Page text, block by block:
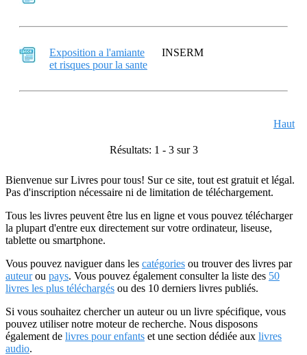
Exposition a l'amiante
et risques pour la sante
INSERM
Haut
Résultats: 1 - 3 sur 3
Bienvenue sur Livres pour tous! Sur ce site, tout est gratuit et légal.
Pas d'inscription nécessaire ni de limitation de téléchargement.
Tous les livres peuvent être lus en ligne et vous pouvez télécharger
la plupart d'entre eux directement sur votre ordinateur, liseuse,
tablette ou smartphone.
Vous pouvez naviguer dans les catégories ou trouver des livres par
auteurou pays. Vous pouvez également consulter la liste des 50
livres les plus téléchargés ou des 10 derniers livres publiés.
Si vous souhaitez chercher un auteur ou un livre spécifique, vous
pouvez utiliser notre moteur de recherche. Nous disposons
également de livres pour enfants et une section dédiée aux livres
audio.